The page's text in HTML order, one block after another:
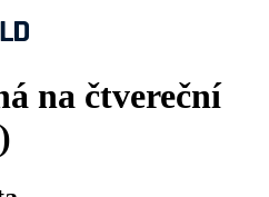
na čtvereční